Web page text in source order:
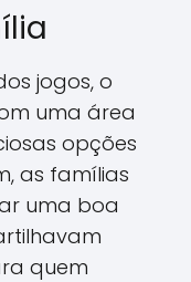
jogos, o
uma área
opções
as famílias
uma boa
quem